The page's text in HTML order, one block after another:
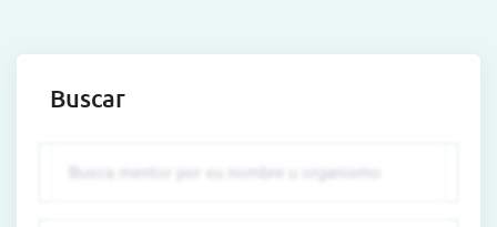
Buscar